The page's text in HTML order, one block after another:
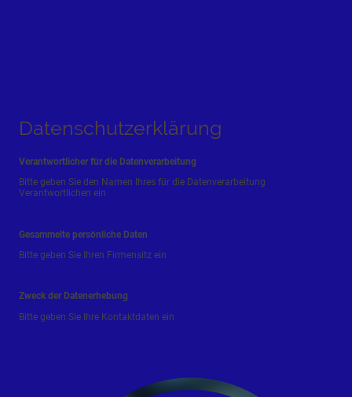
Datenschutzerklärung
Verantwortlicher für die Datenverarbeitung
Bitte geben Sie den Namen Ihres für die Datenverarbeitung
Verantwortlichen ein
Gesammelte persönliche Daten
Bitte geben Sie Ihren Firmensitz ein
Zweck der Datenerhebung
Bitte geben Sie Ihre Kontaktdaten ein